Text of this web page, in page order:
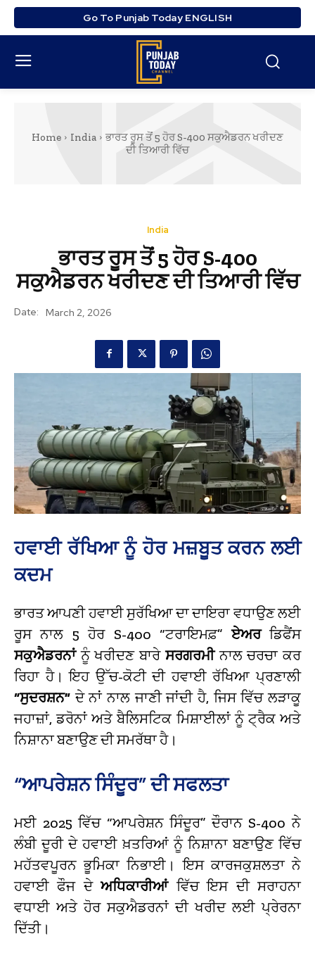
Go To Punjab Today ENGLISH
Home India
ਭਾਰਤ ਰੂਸ ਤੋਂ 5 ਹੋਰ S-400 ਸਕੁਐਡਰਨ ਖਰੀਦਣ
ਦੀ ਤਿਆਰੀ ਵਿੱਚ
India
ਭਾਰਤ ਰੂਸ ਤੋਂ 5 ਹੋਰ S-400
ਸਕੁਐਡਰਨ ਖਰੀਦਣ ਦੀ ਤਿਆਰੀ ਵਿੱਚ
Date: March 2, 2026
ਹਵਾਈ ਰੱਖਿਆ ਨੂੰ ਹੋਰ ਮਜ਼ਬੂਤ ਕਰਨ ਲਈ
ਕਦਮ
ਭਾਰਤ ਆਪਣੀ ਹਵਾਈ ਸੁਰੱਖਿਆ ਦਾ ਦਾਇਰਾ ਵਧਾਉਣ ਲਈ
ਰੂਸ ਨਾਲ 5 ਹੋਰ S-400 “ਟਰਾਇਮਫ਼”ਏਅਰਡਿਫੈਂਸ
ਸਕੁਐਡਰਨਾਂਨੂੰ ਖਰੀਦਣ ਬਾਰੇਸਰਗਰਮੀਨਾਲ ਚਰਚਾ ਕਰ
ਰਿਹਾ ਹੈ। ਇਹ ਉੱਚ-ਕੋਟੀ ਦੀ ਹਵਾਈ ਰੱਖਿਆ ਪ੍ਰਣਾਲੀ
“ਸੁਦਰਸ਼ਨ” ਦੇ ਨਾਂ ਨਾਲ ਜਾਣੀ ਜਾਂਦੀ ਹੈ, ਜਿਸ ਵਿੱਚ ਲੜਾਕੂ
ਜਹਾਜ਼ਾਂ, ਡਰੋਨਾਂ ਅਤੇ ਬੈਲਿਸਟਿਕ ਮਿਸ਼ਾਈਲਾਂ ਨੂੰ ਟ੍ਰੈਕ ਅਤੇ
ਨਿਸ਼ਾਨਾ ਬਣਾਉਣ ਦੀ ਸਮਰੱਥਾ ਹੈ।
“ਆਪਰੇਸ਼ਨ ਸਿੰਦੂਰ” ਦੀ ਸਫਲਤਾ
ਮਈ 2025 ਵਿੱਚ “ਆਪਰੇਸ਼ਨ ਸਿੰਦੂਰ” ਦੌਰਾਨ S-400 ਨੇ
ਲੰਬੀ ਦੂਰੀ ਦੇ ਹਵਾਈ ਖ਼ਤਰਿਆਂ ਨੂੰ ਨਿਸ਼ਾਨਾ ਬਣਾਉਣ ਵਿੱਚ
ਮਹੱਤਵਪੂਰਨ ਭੂਮਿਕਾ ਨਿਭਾਈ। ਇਸ ਕਾਰਜਕੁਸ਼ਲਤਾ ਨੇ
ਹਵਾਈ ਫੌਜ ਦੇਅਧਿਕਾਰੀਆਂਵਿੱਚ ਇਸ ਦੀ ਸਰਾਹਨਾ
ਵਧਾਈ ਅਤੇ ਹੋਰ ਸਕੁਐਡਰਨਾਂ ਦੀ ਖਰੀਦ ਲਈ ਪ੍ਰੇਰਨਾ
ਦਿੱਤੀ।